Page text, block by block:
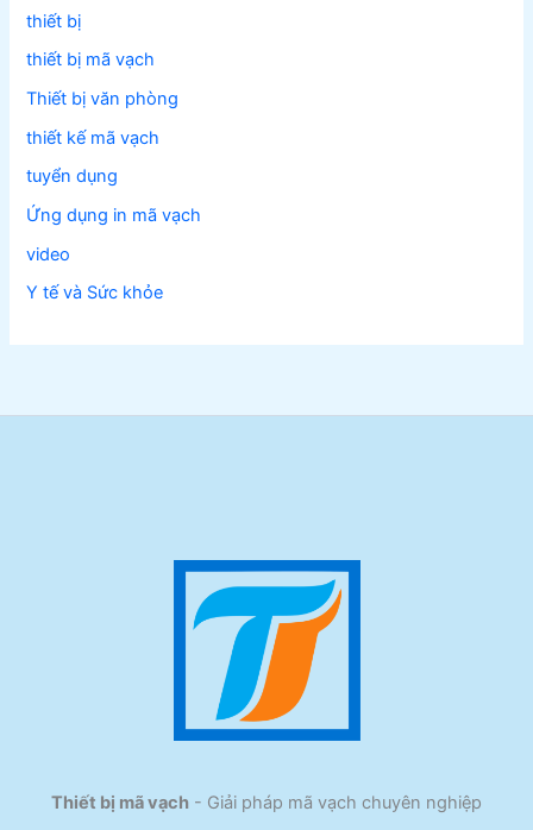
thiết bị
thiết bị mã vạch
Thiết bị văn phòng
thiết kế mã vạch
tuyển dụng
Ứng dụng in mã vạch
video
Y tế và Sức khỏe
Thiết bị mã vạch - Giải pháp mã vạch chuyên nghiệp